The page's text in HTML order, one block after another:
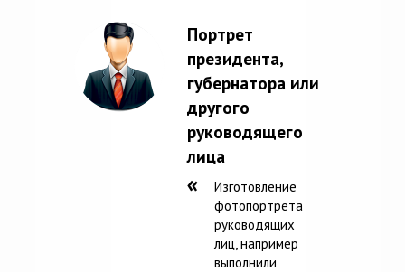
Портрет
президента,
губернатора или
другого
руководящего
лица
Изготовление
фотопортрета
руководящих
лиц, например
выполнили